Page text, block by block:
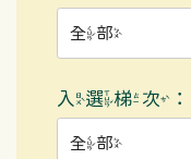
入選梯次：